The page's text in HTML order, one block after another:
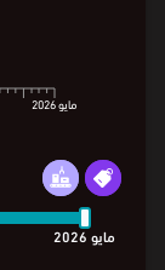
2026
مايو 2026
مايو